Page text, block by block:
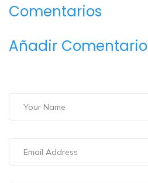
Comentarios
Añadir Comentario